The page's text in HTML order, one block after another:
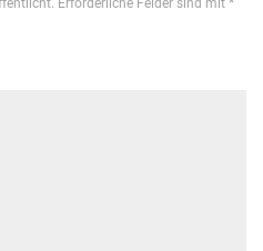
Erforderliche Felder sind mit *